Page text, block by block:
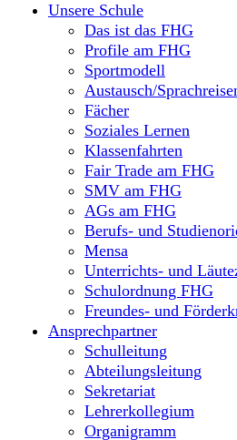
Unsere Schule
Das ist das FHG
Profile am FHG
Sportmodell
Austausch/
Fächer
Soziales Lernen
Klassenfahrten
Fair Trade am FHG
SMV am FHG
AGs am FHG
Berufs- und
Mensa
Unterrichts- und
Schulordnung FHG
Freundes- und
Ansprechpartner
Schulleitung
Abteilungsleitung
Sekretariat
Lehrerkollegium
Organigramm